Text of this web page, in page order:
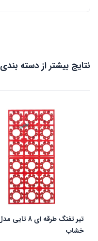
نتایج بیشتر از دسته بندی
خشاب